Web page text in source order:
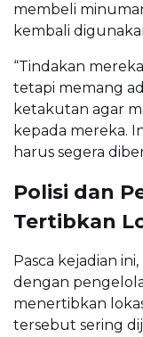
membeli
kembali
“Tindakan
tetapi memang
ketakutan agar
kepada mereka.
harus segera
Polisi dan
Tertibkan
Pasca kejadian
dengan
menertibkan
tersebut sering